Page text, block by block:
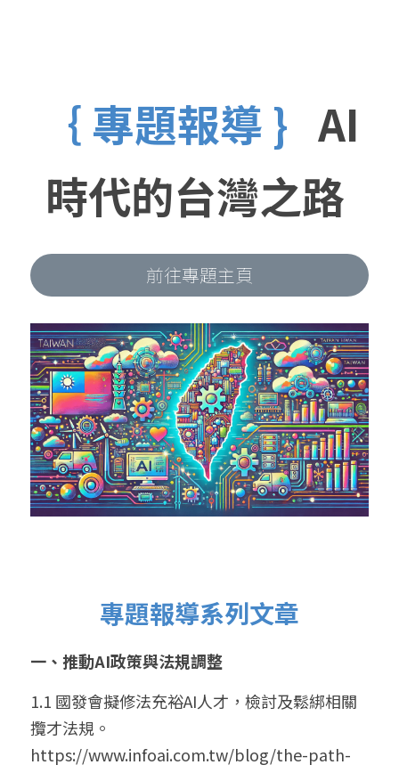
｛ 專題報導 } AI
時代的台灣之路
前往專題主頁
專題報導系列文章
一、推動AI政策與法規調整
1.1 國發會擬修法充裕AI人才，檢討及鬆綁相關
攬才法規。
https://www.infoai.com.tw/blog/the-path-